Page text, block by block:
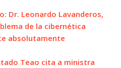
Dr. Leonardo Lavanderos,
de la cibernética
absolutamente
Teao cita a ministra